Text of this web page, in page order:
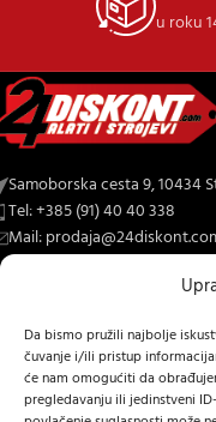
Da bismo pružili najbolje
čuvanje i/ili pristup
će nam omogućiti da
pregledavanju ili jedinstveni
u roku
Samoborska cesta 9, 10434
Tel: +385 (91) 40 40 338
Mail:
web trgovina s
NOVO NA BLOGU